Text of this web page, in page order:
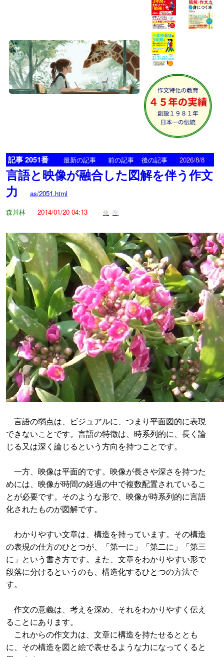
記事 2051番 最新の記事 前の記事 後の記事 2026/8/8
言語と映像が融合した図解を伴う作文
力
as/2051.html
森川林
2014/01/20 04:13 修 削
言語の弱点は、ビジュアルに、つまり平面図的に表現
できないことです。言語の特徴は、時系列的に、長く論
じる又は深く論じるという方向を持つことです。
一方、映像は平面的です。映像が長さや深さを持つた
めには、映像が時間の経過の中で複数配置されているこ
とが必要です。そのような形で、映像が時系列的に言語
化されたものが図解です。
わかりやすい文章は、構造を持っています。その構造
の表現の仕方のひとつが、「第一に」「第二に」「第三
に」という書き方です。また、文章をわかりやすい形で
段落に分けるというのも、構造化するひとつの方法で
す。
作文の意義は、考えを深め、それをわかりやすく伝え
ることにあります。
これからの作文力は、文章に構造を持たせるととも
に、その構造を図と絵で表せるような力になってくると